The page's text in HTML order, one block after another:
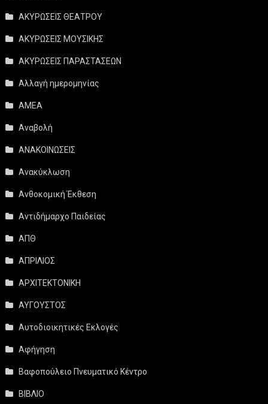
ΑΚΥΡΩΣΕΙΣ ΘΕΑΤΡΟΥ
ΑΚΥΡΩΣΕΙΣ ΜΟΥΣΙΚΗΣ
ΑΚΥΡΩΣΕΙΣ ΠΑΡΑΣΤΑΣΕΩΝ
Αλλαγή ημερομηνίας
ΑΜΕΑ
Αναβολή
ΑΝΑΚΟΙΝΩΣΕΙΣ
Ανακύκλωση
Ανθοκομική Έκθεση
Αντιδήμαρχο Παιδείας
ΑΠΘ
ΑΠΡΙΛΙΟΣ
ΑΡΧΙΤΕΚΤΟΝΙΚΗ
ΑΥΓΟΥΣΤΟΣ
Αυτοδιοικητικές Εκλογές
Αφήγηση
Βαφοπούλειο Πνευματικό Κέντρο
ΒΙΒΛΙΟ